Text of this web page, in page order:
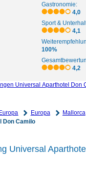
Gastronomie:
4,0
Sport &
4,1
100%
4,2
Universal Aparthotel Don
Europa Europa Mallorca
Don Camilo
Universal